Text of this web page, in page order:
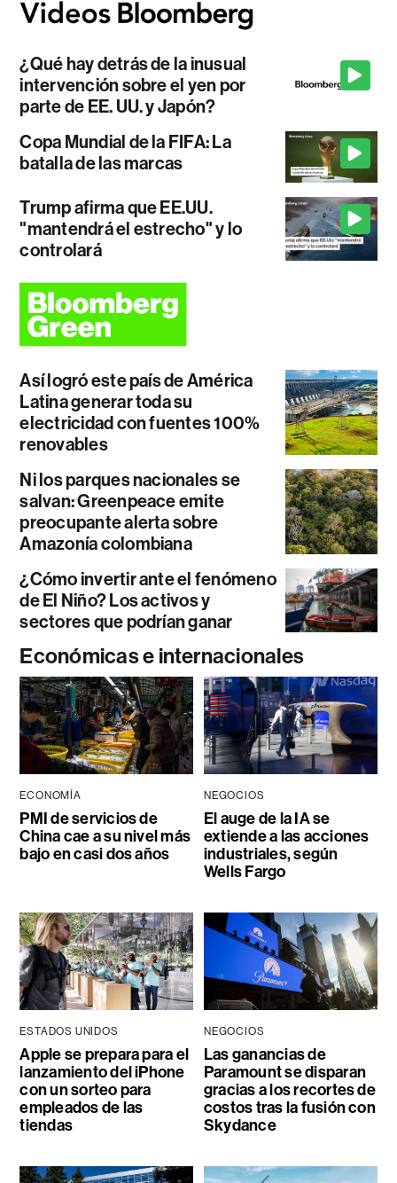
¿Qué hay detrás de la inusual
intervención sobre el yen por
parte de EE. UU. y Japón?
Copa Mundial de la FIFA: La
batalla de las marcas
Trump afirma que EE.UU.
"mantendrá el estrecho" y lo
controlará
Así logró este país de América
Latina generar toda su
electricidad con fuentes 100%
renovables
Ni los parques nacionales se
salvan: Greenpeace emite
preocupante alerta sobre
Amazonía colombiana
¿Cómo invertir ante el fenómeno
de El Niño? Los activos y
sectores que podrían ganar
Económicas e internacionales
ECONOMÍA
PMI de servicios de
China cae a su nivel más
bajo en casi dos años
NEGOCIOS
El auge de la IA se
extiende a las acciones
industriales, según
Wells Fargo
ESTADOS UNIDOS
Apple se prepara para el
lanzamiento del iPhone
con un sorteo para
empleados de las
tiendas
NEGOCIOS
Las ganancias de
Paramount se disparan
gracias a los recortes de
costos tras la fusión con
Skydance